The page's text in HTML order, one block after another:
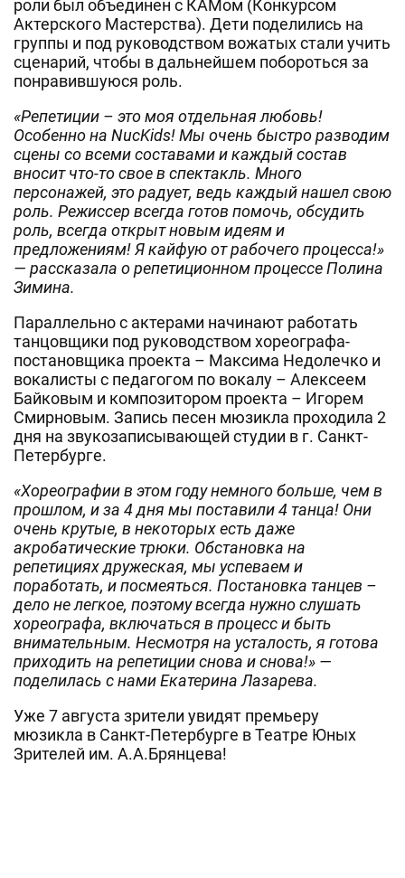
роли был объединен с КАМом (Конкурсом
Актерского Мастерства). Дети поделились на
группы и под руководством вожатых стали учить
сценарий, чтобы в дальнейшем побороться за
понравившуюся роль.
«Репетиции – это моя отдельная любовь!
Особенно на NucKids! Мы очень быстро разводим
сцены со всеми составами и каждый состав
вносит что-то свое в спектакль. Много
персонажей, это радует, ведь каждый нашел свою
роль. Режиссер всегда готов помочь, обсудить
роль, всегда открыт новым идеям и
предложениям! Я кайфую от рабочего процесса!»
— рассказала о репетиционном процессе Полина
Зимина.
Параллельно с актерами начинают работать
танцовщики под руководством хореографа-
постановщика проекта – Максима Недолечко и
вокалисты с педагогом по вокалу – Алексеем
Байковым и композитором проекта – Игорем
Смирновым. Запись песен мюзикла проходила 2
дня на звукозаписывающей студии в г. Санкт-
Петербурге.
«Хореографии в этом году немного больше, чем в
прошлом, и за 4 дня мы поставили 4 танца! Они
очень крутые, в некоторых есть даже
акробатические трюки. Обстановка на
репетициях дружеская, мы успеваем и
поработать, и посмеяться. Постановка танцев –
дело не легкое, поэтому всегда нужно слушать
хореографа, включаться в процесс и быть
внимательным. Несмотря на усталость, я готова
приходить на репетиции снова и снова!» —
поделилась с нами Екатерина Лазарева.
Уже 7 августа зрители увидят премьеру
мюзикла в Санкт-Петербурге в Театре Юных
Зрителей им. А.А.Брянцева!